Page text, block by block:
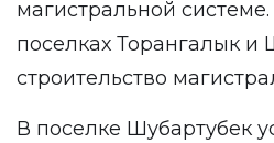
магистральной
поселках Торангалык и
строительство
В поселке Шубартубек